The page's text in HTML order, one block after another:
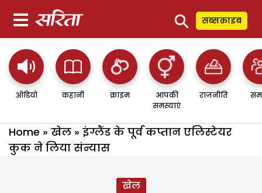
⚲ सब्सक्राइब
ऑडियो कहानी क्राइम
आपकी
समस्याएं
राजनीति
Home » खेल » इंग्लैंड के पूर्व कप्तान एलिस्टेयर
कुक ने लिया संन्यास
खेल